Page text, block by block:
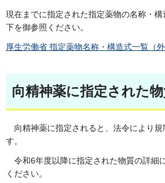
現在までに指定された指定薬物の名称・
下を御参照ください。
厚生労働省 指定薬物名称・構造式一覧（
向精神薬に指定された
向精神薬に指定されると、法令により規
す。
令和6年度以降に指定された物質の詳細
ください。